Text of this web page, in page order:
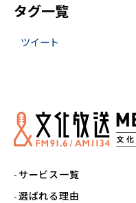
タグ一覧
ツイート
サービス一覧
選ばれる理由